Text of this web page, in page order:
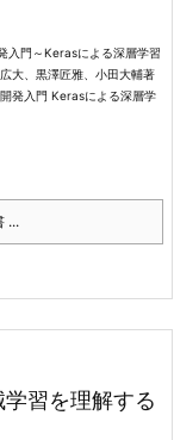
入門～Kerasによる深層学習
大、黒澤匠雅、小田大輔著
発入門 Kerasによる深層学
...
習を理解する